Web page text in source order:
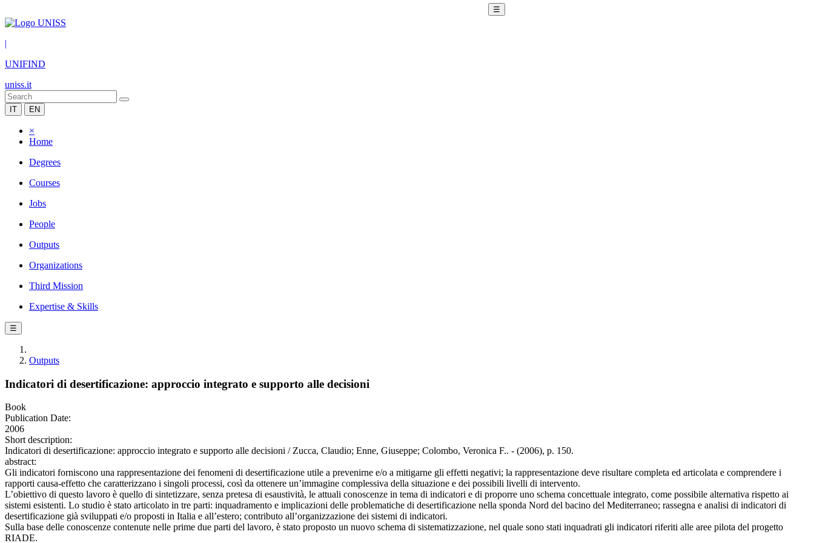
☰
|
UNIFIND
uniss.it
IT EN
×
Home
Degrees
Courses
Jobs
People
Outputs
Organizations
Third Mission
Expertise & Skills
☰
Outputs
Indicatori di desertificazione: approccio integrato e supporto alle decisioni
Book
Publication Date:
2006
Short description:
Indicatori di desertificazione: approccio integrato e supporto alle decisioni / Zucca, Claudio; Enne, Giuseppe; Colombo, Veronica F.. - (2006), p. 150.
abstract:
Gli indicatori forniscono una rappresentazione dei fenomeni di desertificazione utile a prevenirne e/o a mitigarne gli effetti negativi; la rappresentazione deve risultare completa ed articolata e comprendere i
rapporti causa-effetto che caratterizzano i singoli processi, così da ottenere un’immagine complessiva della situazione e dei possibili livelli di intervento.
L’obiettivo di questo lavoro è quello di sintetizzare, senza pretesa di esaustività, le attuali conoscenze in tema di indicatori e di proporre uno schema concettuale integrato, come possibile alternativa rispetto ai
sistemi esistenti. Lo studio è stato articolato in tre parti: inquadramento e implicazioni delle problematiche di desertificazione nella sponda Nord del bacino del Mediterraneo; rassegna e analisi di indicatori di
desertificazione già sviluppati e/o proposti in Italia e all’estero; contributo all’organizzazione dei sistemi di indicatori.
Sulla base delle conoscenze contenute nelle prime due parti del lavoro, è stato proposto un nuovo schema di sistematizzazione, nel quale sono stati inquadrati gli indicatori riferiti alle aree pilota del progetto
RIADE.